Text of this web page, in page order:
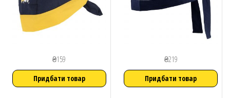
₴159
Придбати товар
₴219
Придбати товар